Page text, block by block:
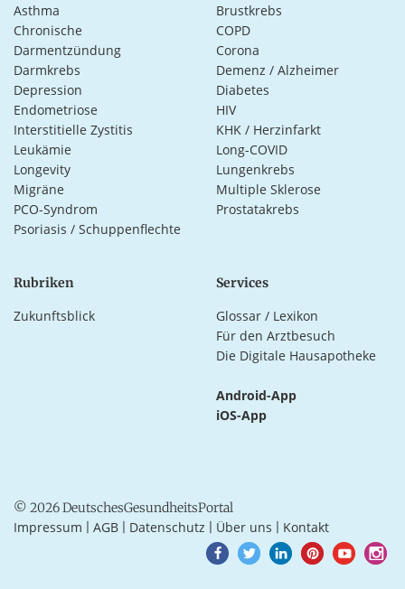
Asthma
Brustkrebs
Chronische
Darmentzündung
COPD
Corona
Darmkrebs
Demenz / Alzheimer
Depression
Diabetes
Endometriose
HIV
Interstitielle Zystitis
KHK / Herzinfarkt
Leukämie
Long-COVID
Longevity
Lungenkrebs
Migräne
Multiple Sklerose
PCO-Syndrom
Prostatakrebs
Psoriasis / Schuppenflechte
Rubriken
Zukunftsblick
Services
Glossar / Lexikon
Für den Arztbesuch
Die Digitale Hausapotheke
Android-App
iOS-App
© 2026 DeutschesGesundheitsPortal
Impressum AGB Datenschutz Über uns Kontakt